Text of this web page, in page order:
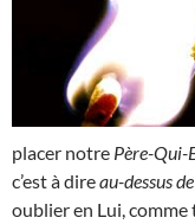
placer notre Père-Qui-
c’est à direau-dessus
oublier en Lui,